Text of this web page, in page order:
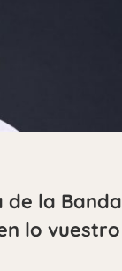
la Banda
lo vuestro